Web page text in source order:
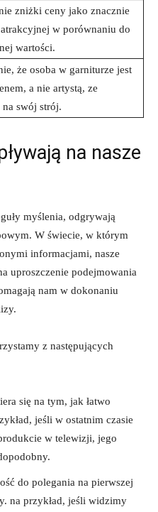
zniżki ceny jako znacznie
w porównaniu do
wartości.
że osoba w garniturze jest
a nie artystą, ze
swój strój.
na nasze
myślenia, odgrywają
W świecie, w którym
informacjami, nasze
uproszczenie podejmowania
nam w dokonaniu
z następujących
się na tym, jak łatwo
jeśli w ostatnim czasie
w telewizji, jego
do polegania na pierwszej
na przykład, jeśli widzimy